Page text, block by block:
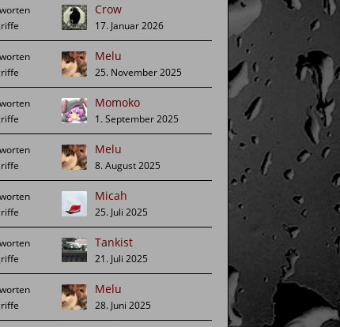
Crow
17. Januar 2026
Melu
25. November 2025
Momoko
1. September 2025
Melu
8. August 2025
Micah
25. Juli 2025
Tankist
21. Juli 2025
Melu
28. Juni 2025